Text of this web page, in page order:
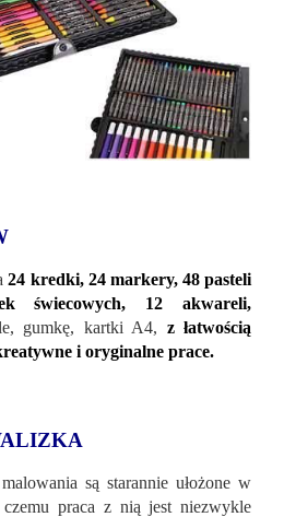
24 kredki, 24 markery, 48 pasteli
świecowych, 12 akwareli,
gumkę, kartki A4, z łatwością
i oryginalne prace.
są starannie ułożone w
praca z nią jest niezwykle